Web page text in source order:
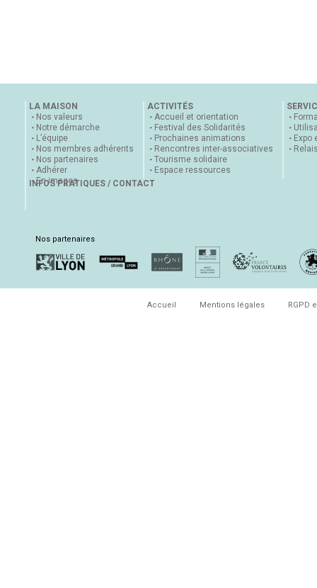
LA MAISON
Nos valeurs
Notre démarche
L’équipe
Nos membres adhérents
Nos partenaires
Adhérer
En images
ACTIVITÉS
Accueil et orientation
Festival des Solidarités
Prochaines animations
Rencontres inter-associatives
Tourisme solidaire
Espace ressources
Expo
INFOS PRATIQUES / CONTACT
Nos partenaires
Accueil Mentions légales RGPD